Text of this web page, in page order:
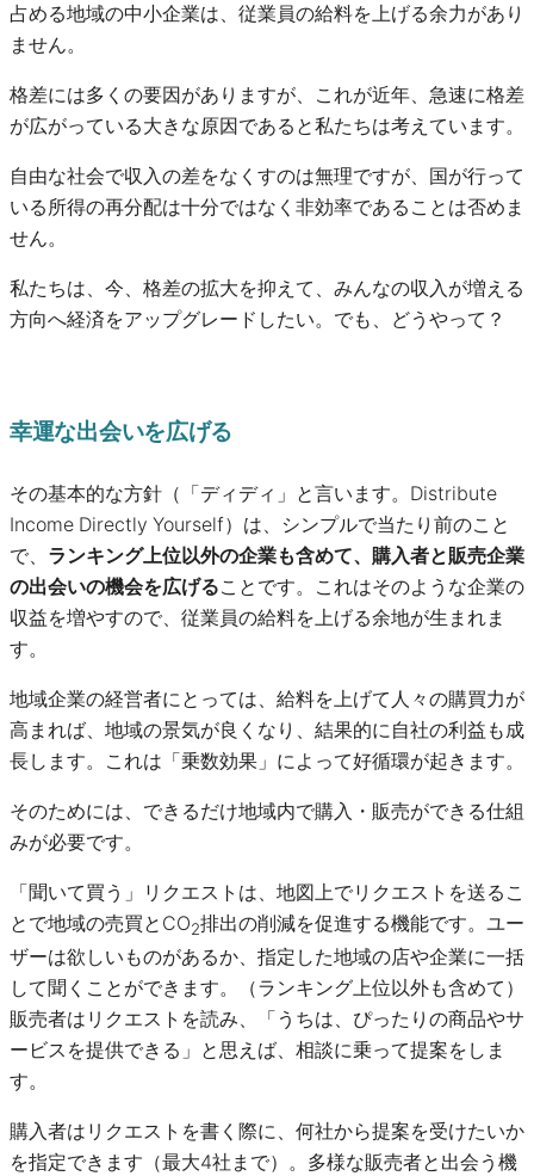
占める地域の中小企業は、従業員の給料を上げる余力があり
ません。
格差には多くの要因がありますが、これが近年、急速に格差
が広がっている大きな原因であると私たちは考えています。
自由な社会で収入の差をなくすのは無理ですが、国が行って
いる所得の再分配は十分ではなく非効率であることは否めま
せん。
私たちは、今、格差の拡大を抑えて、みんなの収入が増える
方向へ経済をアップグレードしたい。でも、どうやって？
幸運な出会いを広げる
その基本的な方針（「ディディ」と言います。Distribute
Income Directly Yourself）は、シンプルで当たり前のこと
で、 ランキング上位以外の企業も含めて、購入者と販売企業
の出会いの機会を広げることです。これはそのような企業の
収益を増やすので、従業員の給料を上げる余地が生まれま
す。
地域企業の経営者にとっては、給料を上げて人々の購買力が
高まれば、地域の景気が良くなり、結果的に自社の利益も成
長します。これは「乗数効果」によって好循環が起きます。
そのためには、できるだけ地域内で購入・販売ができる仕組
みが必要です。
「聞いて買う」リクエストは、地図上でリクエストを送るこ
とで地域の売買とCO2排出の削減を促進する機能です。ユー
ザーは欲しいものがあるか、指定した地域の店や企業に一括
して聞くことができます。（ランキング上位以外も含めて）
販売者はリクエストを読み、「うちは、ぴったりの商品やサ
ービスを提供できる」と思えば、相談に乗って提案をしま
す。
購入者はリクエストを書く際に、何社から提案を受けたいか
を指定できます（最大4社まで）。多様な販売者と出会う機